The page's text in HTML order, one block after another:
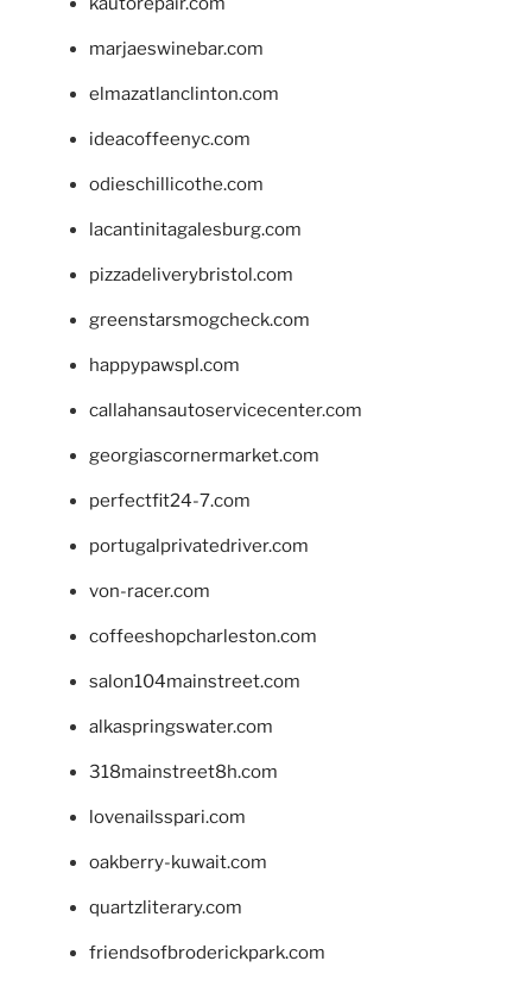
marjaeswinebar.com
elmazatlanclinton.com
ideacoffeenyc.com
odieschillicothe.com
lacantinitagalesburg.com
pizzadeliverybristol.com
greenstarsmogcheck.com
happypawspl.com
callahansautoservicecenter.com
georgiascornermarket.com
perfectfit24-7.com
portugalprivatedriver.com
von-racer.com
coffeeshopcharleston.com
salon104mainstreet.com
alkaspringswater.com
318mainstreet8h.com
lovenailsspari.com
oakberry-kuwait.com
quartzliterary.com
friendsofbroderickpark.com